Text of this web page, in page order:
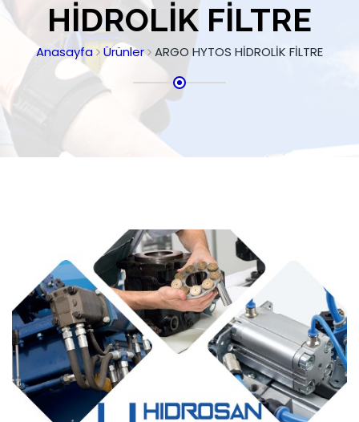
HİDROLİK FİLTRE
Anasayfa Ürünler ARGO HYTOS HİDROLİK FİLTRE